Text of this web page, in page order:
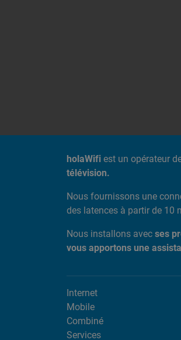
holaWifiest un opérateur
télévision.
Nous fournissons une
des latences à partir de 10
Nous installons avecses
vous apportons une
Internet
Mobile
Combiné
Services